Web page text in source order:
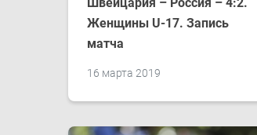
16 марта 2019
Женщины U-17. Запись
матча